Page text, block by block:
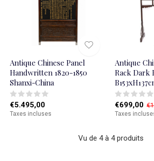
Antique Chinese Panel
Handwritten 1820-1850
Shanxi-China
€5.495,00
Taxes incluses
Antique
Rack Dark
€699,00
Taxes
Vu de 4 à 4 produits